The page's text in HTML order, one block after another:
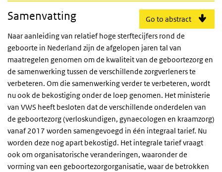
Go to abstract
Samenvatting
Naar aanleiding van relatief hoge sterftecijfers rond de
geboorte in Nederland zijn de afgelopen jaren tal van
maatregelen genomen om de kwaliteit van de geboortezorg en
de samenwerking tussen de verschillende zorgverleners te
verbeteren. Om die samenwerking verder te verbeteren, wordt
nu ook de bekostiging onder de loep genomen. Het ministerie
van VWS heeft besloten dat de verschillende onderdelen van
de geboortezorg (verloskundigen, gynaecologen en kraamzorg)
vanaf 2017 worden samengevoegd in één integraal tarief. Nu
worden deze nog apart bekostigd. Het integrale tarief vraagt
ook om organisatorische veranderingen, waaronder de
vorming van een geboortezorgorganisatie, waar de betrokken